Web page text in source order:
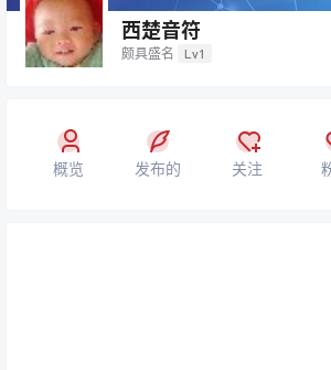
西楚音符
颇具盛名 Lv1
概览 发布的 关注